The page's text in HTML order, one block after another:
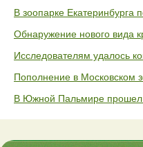
В зоопарке Екатеринбурга
Обнаружение нового вида
Исследователям удалось
Пополнение в Московском
В Южной Пальмире прошел